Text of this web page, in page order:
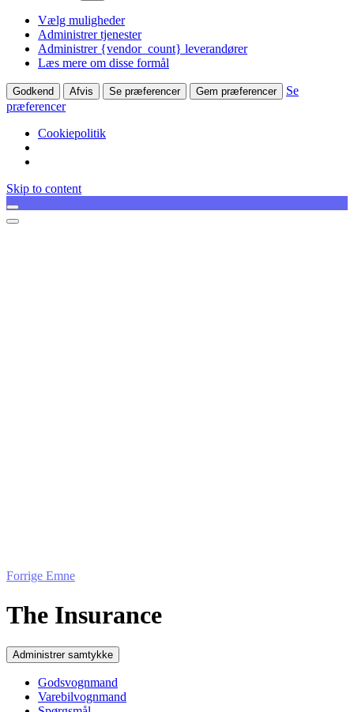
Vælg muligheder
Administrer tjenester
Administrer {vendor_count} leverandører
Læs mere om disse formål
Godkend Afvis Se præferencer Gem præferencer
Se
præferencer
Cookiepolitik
Skip to content
Forrige Emne
The Insurance
Administrer samtykke
Godsvognmand
Varebilvognmand